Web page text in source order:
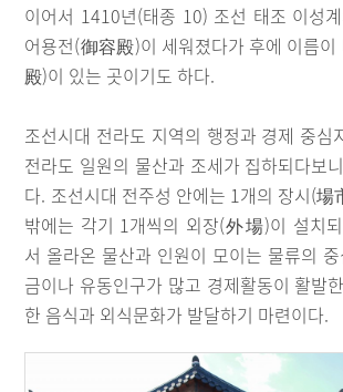
이어서 1410년(태종 10) 조선 태조 이성
어용전(御容殿)이 세워졌다가 후에 이름
殿)이 있는 곳이기도 하다.
조선시대 전라도 지역의 행정과 경제 중심
전라도 일원의 물산과 조세가 집하되다보
다. 조선시대 전주성 안에는 1개의 장시(場
밖에는 각기 1개씩의 외장(外場)이 설치
서 올라온 물산과 인원이 모이는 물류의
금이나 유동인구가 많고 경제활동이 활발
한 음식과 외식문화가 발달하기 마련이다.